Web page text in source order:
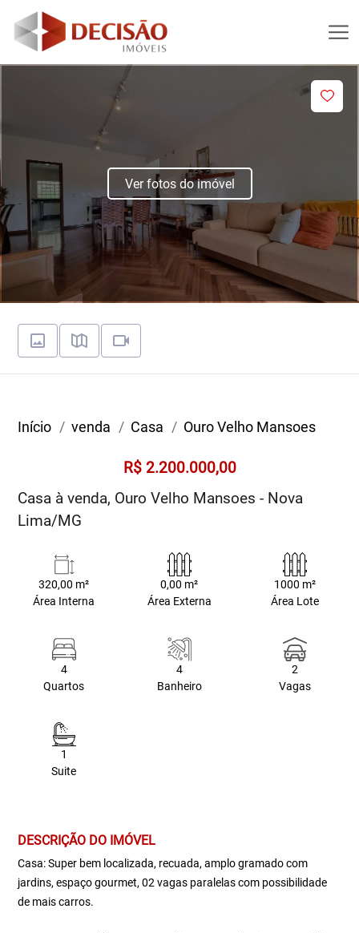
Ver fotos do imóvel
Início venda Casa Ouro Velho Mansoes
R$ 2.200.000,00
Casa à venda, Ouro Velho Mansoes - Nova
Lima/MG
320,00 m²
Área Interna
0,00 m²
Área Externa
1000 m²
Área Lote
4
Quartos
4
Banheiro
2
Vagas
1
Suite
DESCRIÇÃO DO IMÓVEL
Casa: Super bem localizada, recuada, amplo gramado com
jardins, espaço gourmet, 02 vagas paralelas com possibilidade
de mais carros.